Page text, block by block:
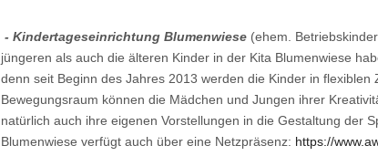
- Kindertageseinrichtung Blumenwiese (ehem.
jüngeren als auch die älteren Kinder in der Kita Blumenwiese
denn seit Beginn des Jahres 2013 werden die Kinder in
Bewegungsraum können die Mädchen und Jungen ihrer
natürlich auch ihre eigenen Vorstellungen in die Gestaltung der
Blumenwiese verfügt auch über eine Netzpräsenz: https://